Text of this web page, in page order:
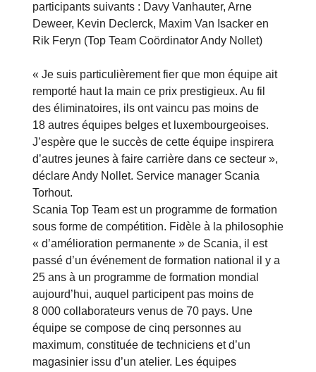
participants suivants : Davy Vanhauter, Arne
Deweer, Kevin Declerck, Maxim Van Isacker en
Rik Feryn (Top Team Coördinator Andy Nollet)
« Je suis particulièrement fier que mon équipe ait
remporté haut la main ce prix prestigieux. Au fil
des éliminatoires, ils ont vaincu pas moins de
18 autres équipes belges et luxembourgeoises.
J’espère que le succès de cette équipe inspirera
d’autres jeunes à faire carrière dans ce secteur »,
déclare Andy Nollet. Service manager Scania
Torhout.
Scania Top Team est un programme de formation
sous forme de compétition. Fidèle à la philosophie
« d’amélioration permanente » de Scania, il est
passé d’un événement de formation national il y a
25 ans à un programme de formation mondial
aujourd’hui, auquel participent pas moins de
8 000 collaborateurs venus de 70 pays. Une
équipe se compose de cinq personnes au
maximum, constituée de techniciens et d’un
magasinier issu d’un atelier. Les équipes